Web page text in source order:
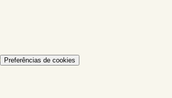
Preferências de cookies